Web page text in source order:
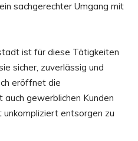
sachgerechter Umgang mit
ist für diese Tätigkeiten
sicher, zuverlässig und
eröffnet die
gewerblichen Kunden
unkompliziert entsorgen zu